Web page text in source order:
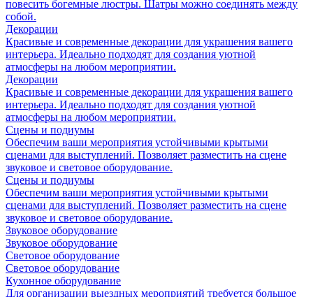
повесить богемные люстры. Шатры можно соединять между
собой.
Декорации
Красивые и современные декорации для украшения вашего
интерьера. Идеально подходят для создания уютной
атмосферы на любом мероприятии.
Декорации
Красивые и современные декорации для украшения вашего
интерьера. Идеально подходят для создания уютной
атмосферы на любом мероприятии.
Сцены и подиумы
Обеспечим ваши мероприятия устойчивыми крытыми
сценами для выступлений. Позволяет разместить на сцене
звуковое и световое оборудование.
Сцены и подиумы
Обеспечим ваши мероприятия устойчивыми крытыми
сценами для выступлений. Позволяет разместить на сцене
звуковое и световое оборудование.
Звуковое оборудование
Звуковое оборудование
Световое оборудование
Световое оборудование
Кухонное оборудование
Для организации выездных мероприятий требуется большое